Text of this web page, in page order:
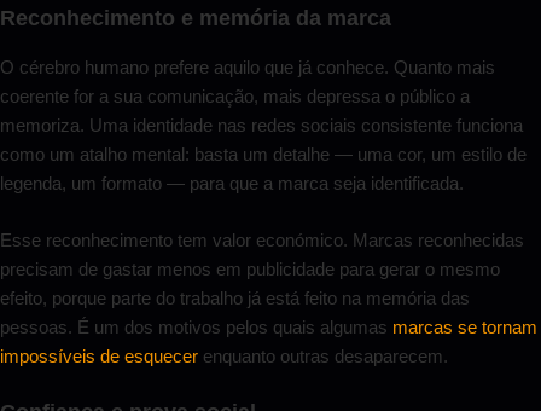
Reconhecimento e memória da marca
O cérebro humano prefere aquilo que já conhece. Quanto mais
coerente for a sua comunicação, mais depressa o público a
memoriza. Uma identidade nas redes sociais consistente funciona
como um atalho mental: basta um detalhe — uma cor, um estilo de
legenda, um formato — para que a marca seja identificada.
Esse reconhecimento tem valor económico. Marcas reconhecidas
precisam de gastar menos em publicidade para gerar o mesmo
efeito, porque parte do trabalho já está feito na memória das
pessoas. É um dos motivos pelos quais algumas marcas se tornam
impossíveis de esquecer enquanto outras desaparecem.